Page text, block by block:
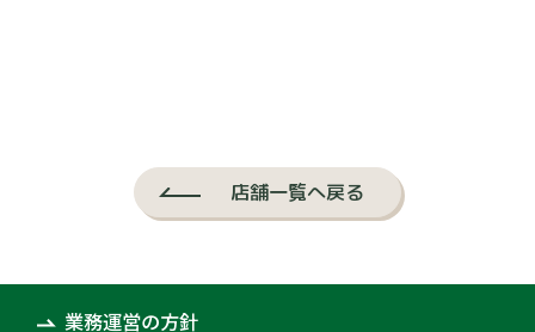
店舗一覧へ戻る
業務運営の方針